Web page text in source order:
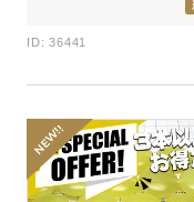
ID: 36441